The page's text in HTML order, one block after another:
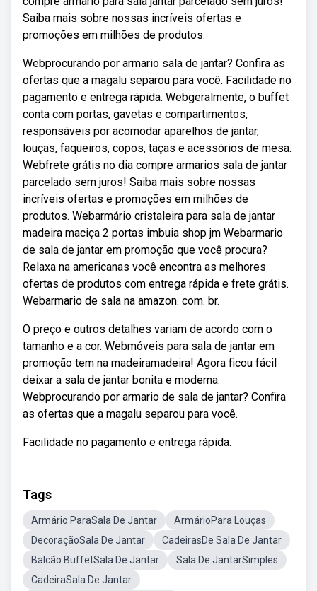
Saiba mais sobre nossas incríveis ofertas e
promoções em milhões de produtos.
Webprocurando por armario sala de jantar? Confira as
ofertas que a magalu separou para você. Facilidade no
pagamento e entrega rápida. Webgeralmente, o buffet
conta com portas, gavetas e compartimentos,
responsáveis por acomodar aparelhos de jantar,
louças, faqueiros, copos, taças e acessórios de mesa.
Webfrete grátis no dia compre armarios sala de jantar
parcelado sem juros! Saiba mais sobre nossas
incríveis ofertas e promoções em milhões de
produtos. Webarmário cristaleira para sala de jantar
madeira maciça 2 portas imbuia shop jm Webarmario
de sala de jantar em promoção que você procura?
Relaxa na americanas você encontra as melhores
ofertas de produtos com entrega rápida e frete grátis.
Webarmario de sala na amazon. com. br.
O preço e outros detalhes variam de acordo com o
tamanho e a cor. Webmóveis para sala de jantar em
promoção tem na madeiramadeira! Agora ficou fácil
deixar a sala de jantar bonita e moderna.
Webprocurando por armario de sala de jantar? Confira
as ofertas que a magalu separou para você.
Facilidade no pagamento e entrega rápida.
Tags
Armário ParaSala De Jantar
ArmárioPara Louças
DecoraçãoSala De Jantar
CadeirasDe Sala De Jantar
Balcão BuffetSala De Jantar
Sala De JantarSimples
CadeiraSala De Jantar